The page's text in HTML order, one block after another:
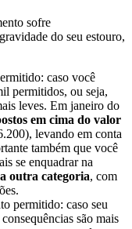
sofre
do seu estouro,
caso você
permitidos, ou seja,
leves. Em janeiro do
em cima do valor
levando em conta
também que você
se enquadrar na
outra categoria, com
permitido: caso seu
são mais